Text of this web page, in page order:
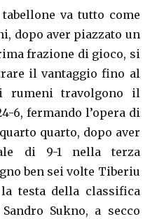
va tutto come
dopo aver piazzato un
frazione di gioco, si
il vantaggio fino al
rumeni travolgono il
6, fermando l’opera di
quarto, dopo aver
di 9-1 nella terza
ben sei volte Tiberiu
testa della classifica
Sukno, a secco